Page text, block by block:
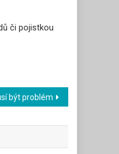
či pojistkou
být problém